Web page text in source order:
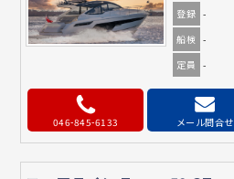
登録 -
船検 -
定員 -
046-845-6133 メール問合せ